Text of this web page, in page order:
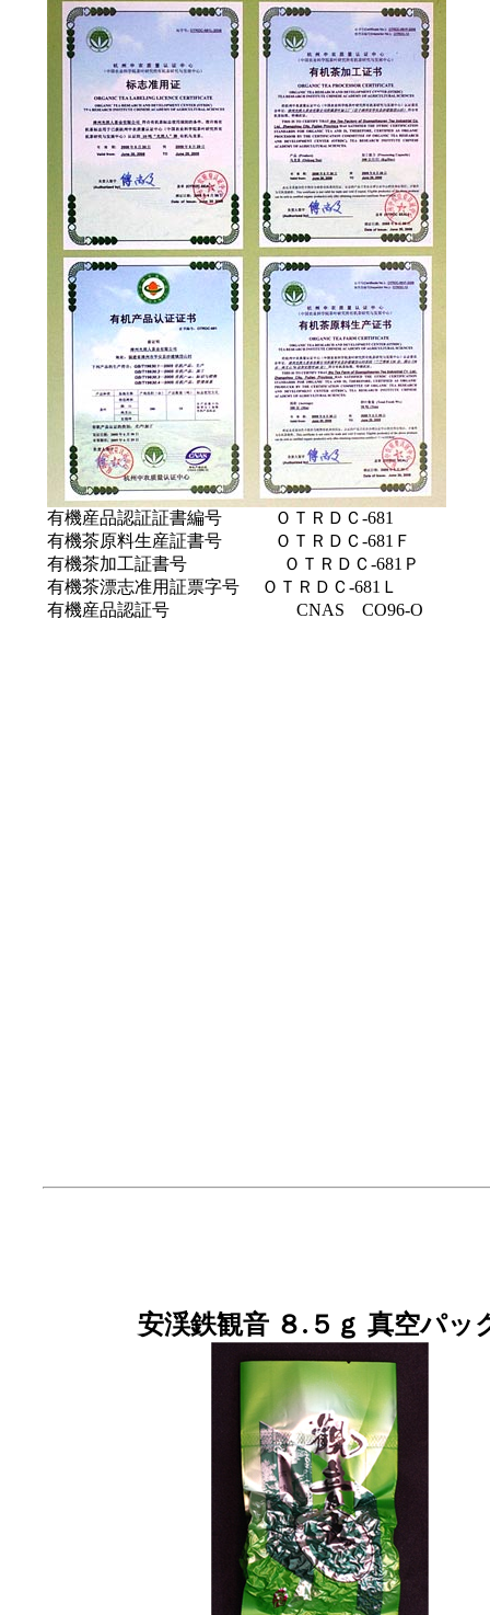
有機産品認証証書編号 ＯＴＲＤＣ-681
有機茶原料生産証書号 ＯＴＲＤＣ-681Ｆ
有機茶加工証書号 ＯＴＲＤＣ-681Ｐ
有機茶漂志准用証票字号 ＯＴＲＤＣ-681Ｌ
有機産品認証号 CNAS CO96-O
安渓鉄観音 ８.５ｇ 真空パッ